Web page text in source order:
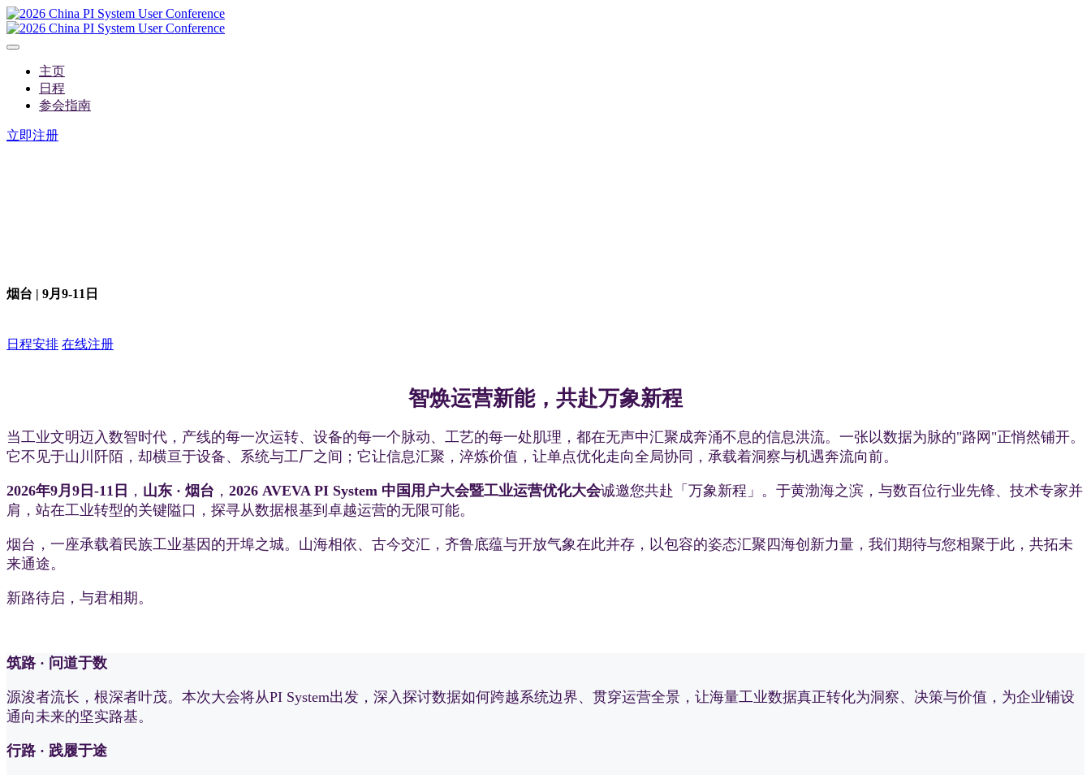
主页
日程
参会指南
立即注册
烟台 | 9月9-11日
日程安排 在线注册
智焕运营新能，共赴万象新程
当工业文明迈入数智时代，产线的每一次运转、设备的每一个脉动、工艺的每一处肌理，都在无声中汇聚成奔涌不息的信息洪流。一张以数据为脉的"路网"正悄然铺开。
它不见于山川阡陌，却横亘于设备、系统与工厂之间；它让信息汇聚，淬炼价值，让单点优化走向全局协同，承载着洞察与机遇奔流向前。
2026年9月9日-11日 ， 山东 · 烟台 ， 2026 AVEVA PI System 中国用户大会暨工业运营优化大会诚邀您共赴「万象新程」。于黄渤海之滨，与数百位行业先锋、技术专家并
肩，站在工业转型的关键隘口，探寻从数据根基到卓越运营的无限可能。
烟台，一座承载着民族工业基因的开埠之城。山海相依、古今交汇，齐鲁底蕴与开放气象在此并存，以包容的姿态汇聚四海创新力量，我们期待与您相聚于此，共拓未
来通途。
新路待启，与君相期。
筑路 · 问道于数
源浚者流长，根深者叶茂。本次大会将从PI System出发，深入探讨数据如何跨越系统边界、贯穿运营全景，让海量工业数据真正转化为洞察、决策与价值，为企业铺设
通向未来的坚实路基。
行路 · 践履于途